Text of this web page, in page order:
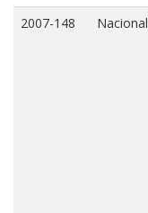
2007-148 Nacional